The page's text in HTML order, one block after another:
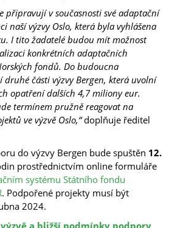
připravují v současnosti své adaptační
naší výzvy Oslo, která byla vyhlášena
I tito žadatelé budou mít možnost
konkrétních adaptačních
fondů. Do budoucna
části výzvy Bergen, která uvolní
opatření dalších 4,7 miliony eur.
termínem pružně reagovat na
ve výzvě Oslo,“doplňuje ředitel
do výzvy Bergen bude spuštěn 12.
prostřednictvím online formuláře
systému Státního fondu
. Podpořené projekty musí být
2024.
a bližší podmínky podpory